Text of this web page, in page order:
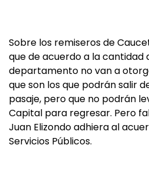
Sobre los remiseros de
que de acuerdo a la cantidad
departamento no van a
que son los que podrán salir
pasaje, pero que no podrán
Capital para regresar. Pero
Juan Elizondo adhiera al
Servicios Públicos.